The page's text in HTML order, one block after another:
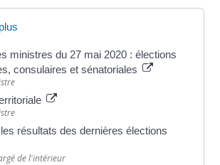
ministres du 27 mai 2020 : élections
consulaires et sénatoriales
résultats des dernières élections
de l'intérieur